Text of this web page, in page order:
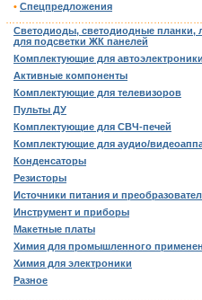
• Спецпредложения
Светодиоды, светодиодные планки,
для подсветки ЖК панелей
Комплектующие для автоэлектроники
Активные компоненты
Комплектующие для телевизоров
Пульты ДУ
Комплектующие для СВЧ-печей
Комплектующие для аудио/
Конденсаторы
Резисторы
Источники питания и
Инструмент и приборы
Макетные платы
Химия для промышленного
Химия для электроники
Разное